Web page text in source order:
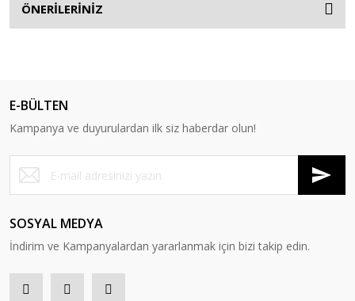
ÖNERİLERİNİZ
E-BÜLTEN
Kampanya ve duyurulardan ilk siz haberdar olun!
SOSYAL MEDYA
İndirim ve Kampanyalardan yararlanmak için bizi takip edin.